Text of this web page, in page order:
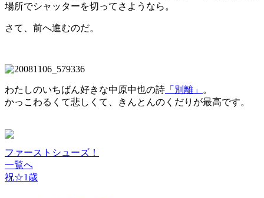
場所でシャッターを切ってさようなら。
さて、前へ進むのだ。
わたしのいちばん好きな中原中也の詩 「別離」
。
かっこわるくて悲しくて、きんとんのくだりが最高です。
ファーストシューズ！
一覧へ
祝☆1歳